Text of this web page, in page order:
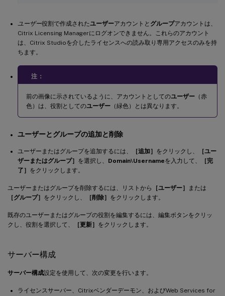
ユーザー役割で作成されたユーザーアカウントと グループアカウントは、
Citrix Licensing Managerにログオンできません。これらのアカウント
は、Citrix Studioを介したライセンスへの読み取り専用アクセスのみを持
ちます。
注：
前の画像に示されているように、アカウントとしてのユーザー （赤
色）は、役割としてのユーザー （緑色）とは異なります。
ユーザーとグループの追加と削除
ユーザーまたはグループを追加するには、 ［追加］ をクリックし、
［ユー
ザーまたはグループ］ を選択し、 Domain\Usernameを入力して、
［完
了］ をクリックします。
ユーザーまたはグループを削除するには、リストから ［ユーザー］
または
［グループ］ をクリックし、 ［削除］ をクリックします。
既存のユーザーまたはグループの役割を編集するには、編集ボタンをクリッ
クし、役割を選択して、
［更新］ をクリックします。
サーバー構成
サーバー構成設定を使用して、次の変更を行います。
ライセンスサーバー、Citrixベンダーデーモン、およびWeb Services for